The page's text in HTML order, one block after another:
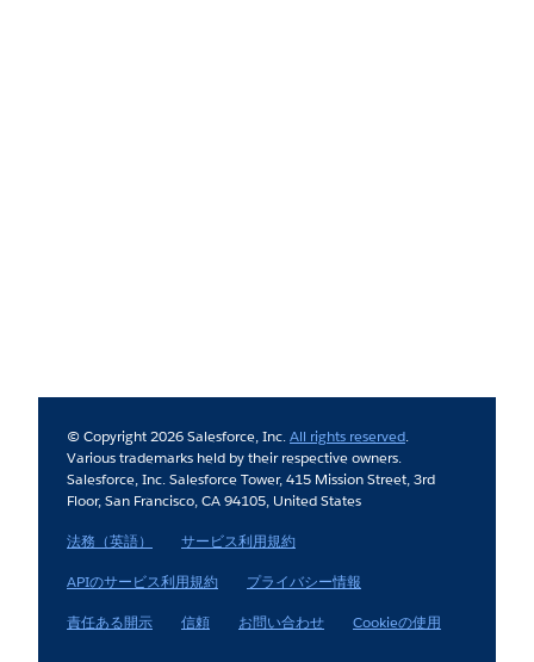
© Copyright 2026 Salesforce, Inc.All rights reserved.
Various trademarks held by their respective owners.
Salesforce, Inc. Salesforce Tower, 415 Mission Street, 3rd
Floor, San Francisco, CA 94105, United States
法務（英語）
サービス利用規約
APIのサービス利用規約
プライバシー情報
責任ある開示
信頼 お問い合わせ Cookieの使用